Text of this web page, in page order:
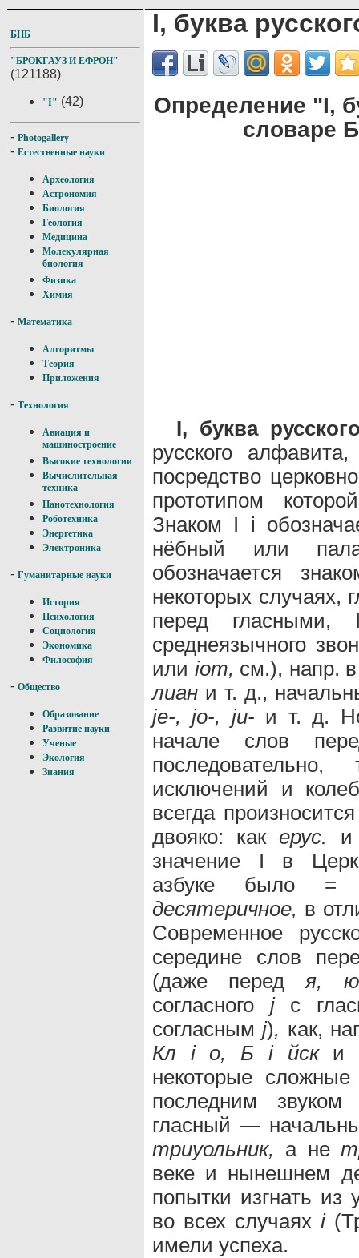
БНБ
"БРОКГАУЗ И ЕФРОН"
(121188)
"I" (42)
- Photogallery
- Естественные науки
Археология
Астрономия
Биология
Геология
Медицина
Молекулярная
биология
Физика
Химия
- Математика
Алгоритмы
Теория
Приложения
- Технология
Авиация и
машиностроение
Высокие технологии
Вычислительная
техника
Нанотехнология
Роботехника
Энергетика
Электроника
- Гуманитарные науки
История
Психология
Социология
Экономика
Философия
- Общество
Образование
Развитие науки
Ученые
Экология
Знания
I, буква
Определение "I,
словаре
I, буква
русского
посредство
прототипом
Знаком I i
нёбный или
обозначается
некоторых случаях,
перед гласными,
среднеязычного
или iот, см.), напр.
лиан и т. д.,
je-, jo-, ju- и т. д.
начале слов
исключений и
всегда
двояко: как ерус.
и
значение I в
азбуке было =
десятеричное, в
Современное
середине слов
(даже передя,
согласного jс
согласнымj), как,
Кл i о, Б i йск и
некоторые
последним
гласный —
триуольник, а не
веке и нынешнем
попытки изгнать из
во всех случаяхi
имели успеха.